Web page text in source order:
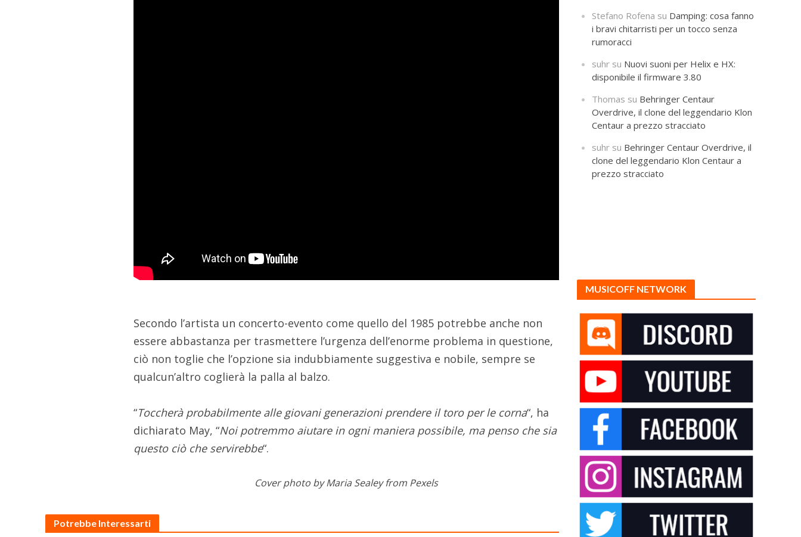
Secondo l’artista un concerto-evento come quello del 1985 potrebbe anche non
essere abbastanza per trasmettere l’urgenza dell’enorme problema in questione,
ciò non toglie che l’opzione sia indubbiamente suggestiva e nobile, sempre se
qualcun’altro coglierà la palla al balzo.
“Toccherà probabilmente alle giovani generazioni prendere il toro per le corna“, ha
dichiarato May, “Noi potremmo aiutare in ogni maniera possibile, ma penso che sia
questo ciò che servirebbe“.
Cover photo by Maria Sealey from Pexels
Potrebbe Interessarti
Stefano Rofena su Damping: cosa fanno
i bravi chitarristi per un tocco senza
rumoracci
suhr su Nuovi suoni per Helix e HX:
disponibile il firmware 3.80
Thomas su Behringer Centaur
Overdrive, il clone del leggendario Klon
Centaur a prezzo stracciato
suhr su Behringer Centaur Overdrive, il
clone del leggendario Klon Centaur a
prezzo stracciato
MUSICOFF NETWORK